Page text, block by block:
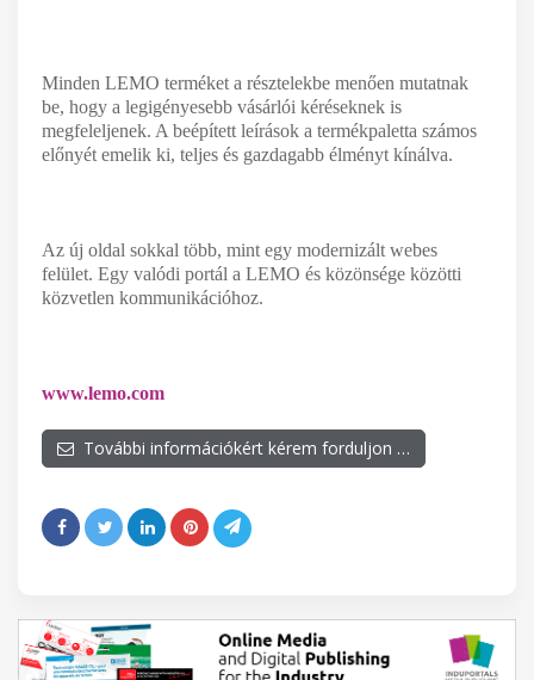
Minden LEMO terméket a résztelekbe menően mutatnak
be, hogy a legigényesebb vásárlói kéréseknek is
megfeleljenek. A beépített leírások a termékpaletta számos
előnyét emelik ki, teljes és gazdagabb élményt kínálva.
Az új oldal sokkal több, mint egy modernizált webes
felület. Egy valódi portál a LEMO és közönsége közötti
közvetlen kommunikációhoz.
www.lemo.com
További információkért kérem forduljon …